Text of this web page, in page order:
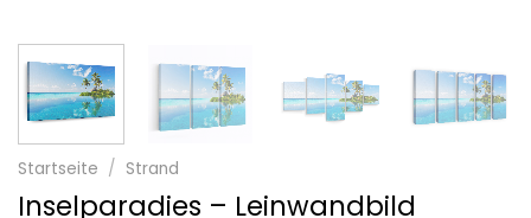
Startseite / Strand
Inselparadies – Leinwandbild